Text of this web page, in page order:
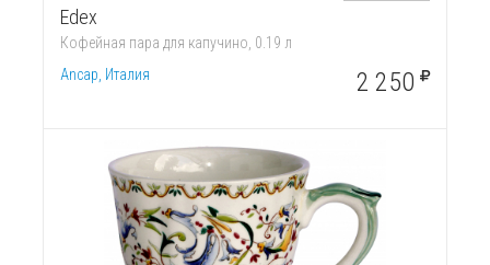
Edex
Кофейная пара для капучино, 0.19 л
Ancap, Италия
2 250